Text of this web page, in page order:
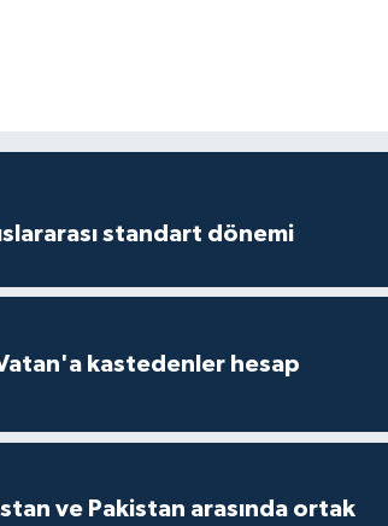
standart dönemi
kastedenler hesap
ve Pakistan arasında ortak